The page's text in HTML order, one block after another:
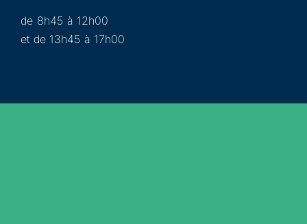
de 8h45 à 12h00
et de 13h45 à 17h00